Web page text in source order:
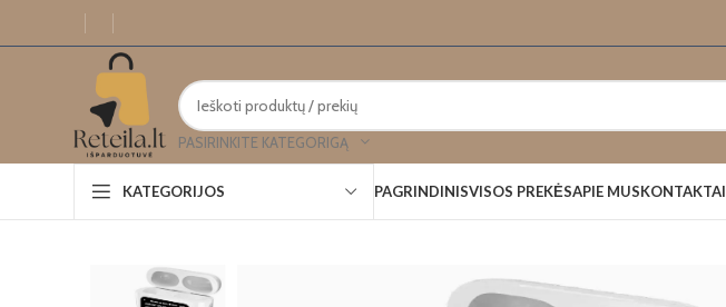
PASIRINKITE KATEGORIGĄ
KATEGORIJOS PAGRINDINISVISOS PREKĖSAPIE MUSKONTAKTAI